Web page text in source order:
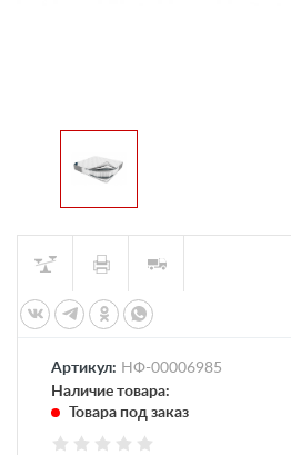
Артикул: НФ-00006985
Наличие товара:
Товара под заказ